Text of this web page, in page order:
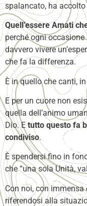
spalancato, ha accolto
Quell’essere Amati
perché ogni
davvero vivere
che fa la differenza.
È in quello che canti,
E per un cuore non
quella dell’animo
Dio. E tutto questo fa
condiviso.
È spendersi fino in
che “una sola Unità,
Con noi, con
riferendosi alla